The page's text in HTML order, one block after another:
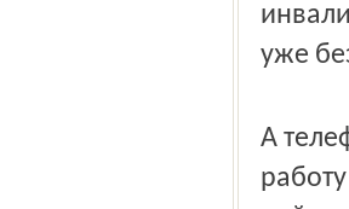
уже
А